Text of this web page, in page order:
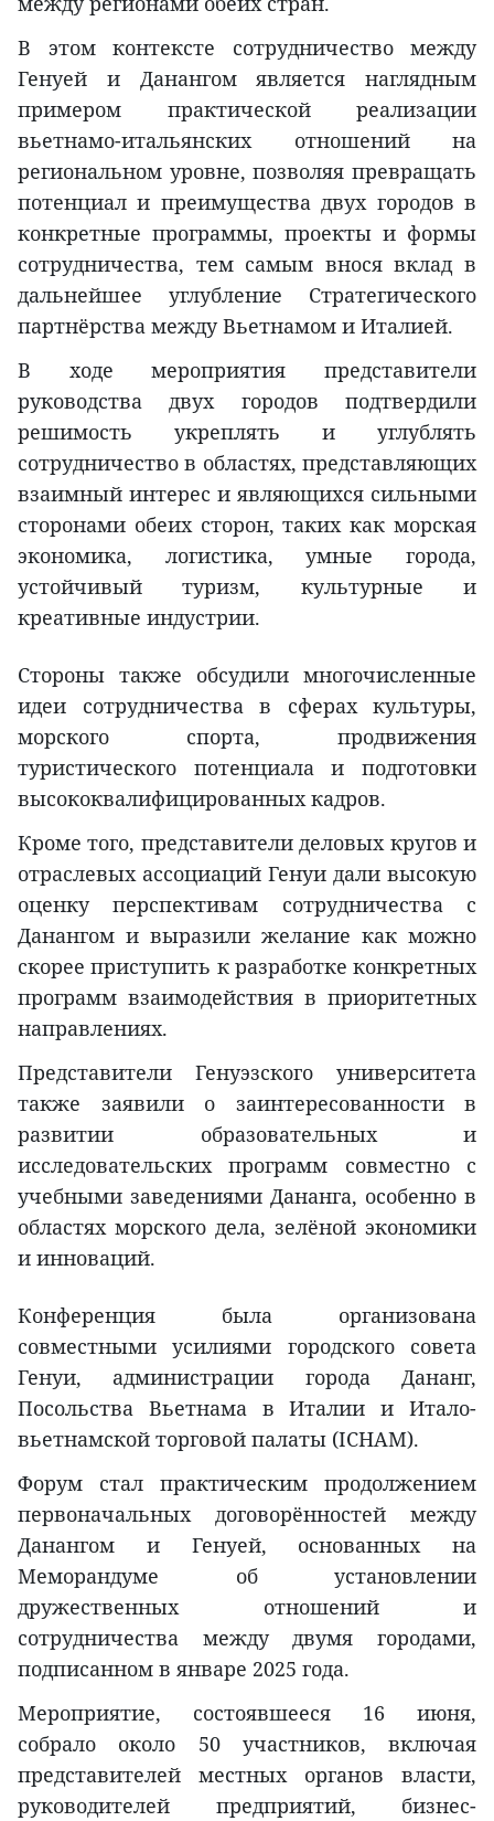
В этом контексте сотрудничество между
Генуей и Данангом является наглядным
примером практической реализации
вьетнамо-итальянских отношений на
региональном уровне, позволяя превращать
потенциал и преимущества двух городов в
конкретные программы, проекты и формы
сотрудничества, тем самым внося вклад в
дальнейшее углубление Стратегического
партнёрства между Вьетнамом и Италией.
В ходе мероприятия представители
руководства двух городов подтвердили
решимость укреплять и углублять
сотрудничество в областях, представляющих
взаимный интерес и являющихся сильными
сторонами обеих сторон, таких как морская
экономика, логистика, умные города,
устойчивый туризм, культурные и
креативные индустрии.
Стороны также обсудили многочисленные
идеи сотрудничества в сферах культуры,
морского спорта, продвижения
туристического потенциала и подготовки
высококвалифицированных кадров.
Кроме того, представители деловых кругов и
отраслевых ассоциаций Генуи дали высокую
оценку перспективам сотрудничества с
Данангом и выразили желание как можно
скорее приступить к разработке конкретных
программ взаимодействия в приоритетных
направлениях.
Представители Генуэзского университета
также заявили о заинтересованности в
развитии образовательных и
исследовательских программ совместно с
учебными заведениями Дананга, особенно в
областях морского дела, зелёной экономики
и инноваций.
Конференция была организована
совместными усилиями городского совета
Генуи, администрации города Дананг,
Посольства Вьетнама в Италии и Итало-
вьетнамской торговой палаты (ICHAM).
Форум стал практическим продолжением
первоначальных договорённостей между
Данангом и Генуей, основанных на
Меморандуме об установлении
дружественных отношений и
сотрудничества между двумя городами,
подписанном в январе 2025 года.
Мероприятие, состоявшееся 16 июня,
собрало около 50 участников, включая
представителей местных органов власти,
руководителей предприятий, бизнес-